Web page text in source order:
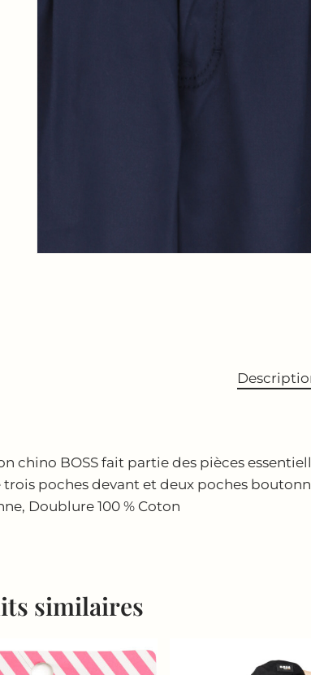
chino BOSS fait partie des pièces
poches devant et deux poches
Doublure 100 % Coton
similaires